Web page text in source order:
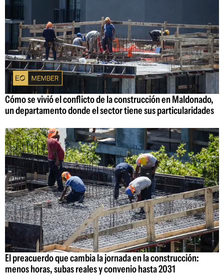
Cómo se vivió el conflicto de la construcción en Maldonado,
un departamento donde el sector tiene sus particularidades
El preacuerdo que cambia la jornada en la construcción:
menos horas, subas reales y convenio hasta 2031